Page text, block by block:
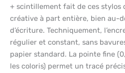
+ scintillement fait de ces stylos
créative à part entière, bien au-
d’écriture. Techniquement,
régulier et constant, sans
papier standard. La pointe fine
les coloris) permet un tracé